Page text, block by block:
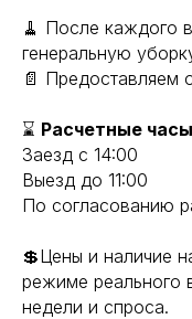
🧹 После каждого
генеральную
📄 Предоставляем
⌛ Расчетные часы
Заезд с 14:00
Выезд до 11:00
По согласованию
💲Цены и наличие
режиме реального
недели и спроса.